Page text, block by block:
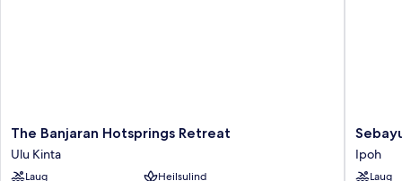
The
Banjaran
Hotsprings
The Banjaran Hotsprings Retreat
Ulu Kinta
Laug
Heilsulind
Sebayu
Retreat
Gopeng
Ipoh
Laug